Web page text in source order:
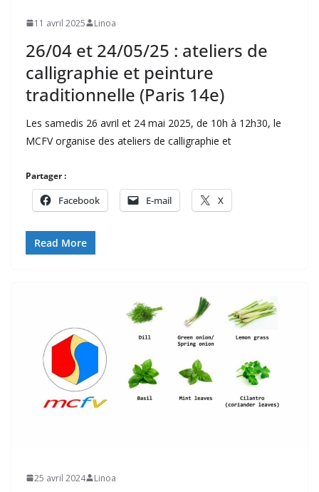
11 avril 2025 Linoa
26/04 et 24/05/25 : ateliers de
calligraphie et peinture
traditionnelle (Paris 14e)
Les samedis 26 avril et 24 mai 2025, de 10h à 12h30, le
MCFV organise des ateliers de calligraphie et
Partager :
Facebook E-mail X
Read More
25 avril 2024 Linoa